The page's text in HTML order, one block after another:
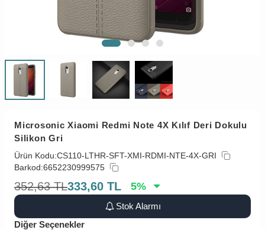
Microsonic Xiaomi Redmi Note 4X Kılıf Deri Dokulu
Silikon Gri
Ürün Kodu:CS110-LTHR-SFT-XMI-RDMI-NTE-4X-GRI
Barkod:6652230999575
352,63 TL333,60 TL 5%
Stok Alarmı
Diğer Seçenekler